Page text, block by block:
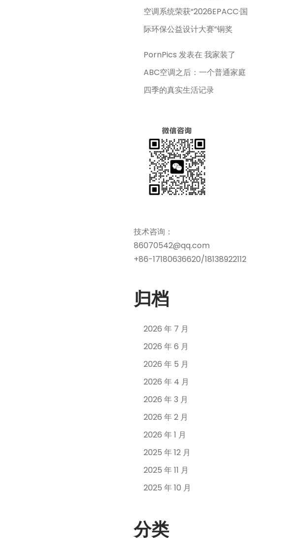
空调系统荣获“2026EPACC·国
际环保公益设计大赛”铜奖
PornPics 发表在我家装了
ABC空调之后：一个普通家庭
四季的真实生活记录
技术咨询：
86070542@qq.com
+86-17180636620/18138922112
归档
2026 年 7 月
2026 年 6 月
2026 年 5 月
2026 年 4 月
2026 年 3 月
2026 年 2 月
2026 年 1 月
2025 年 12 月
2025 年 11 月
2025 年 10 月
分类